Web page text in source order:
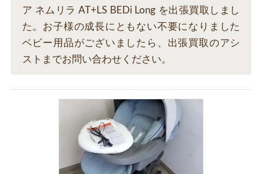
ア ネムリラ AT+LS BEDi Long を出張買取しまし
た。お子様の成長にともない不要になりました
ベビー用品がございましたら、出張買取のアシ
ストまでお問い合わせください。